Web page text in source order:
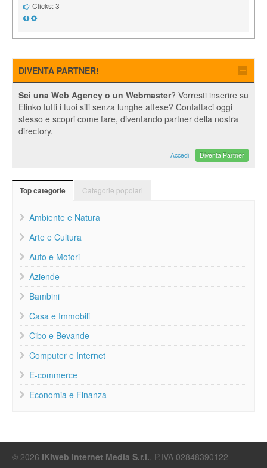
Clicks: 3
DIVENTA PARTNER!
Sei una Web Agency o un Webmaster? Vorresti inserire su
Elinko tutti i tuoi siti senza lunghe attese? Contattaci oggi
stesso e scopri come fare, diventando partner della nostra
directory.
Accedi Diventa Partner
Top categorie Categorie popolari
Ambiente e Natura
Arte e Cultura
Auto e Motori
Aziende
Bambini
Casa e Immobili
Cibo e Bevande
Computer e Internet
E-commerce
Economia e Finanza
© 2026 IKIweb Internet Media S.r.l., P.IVA 02848390122